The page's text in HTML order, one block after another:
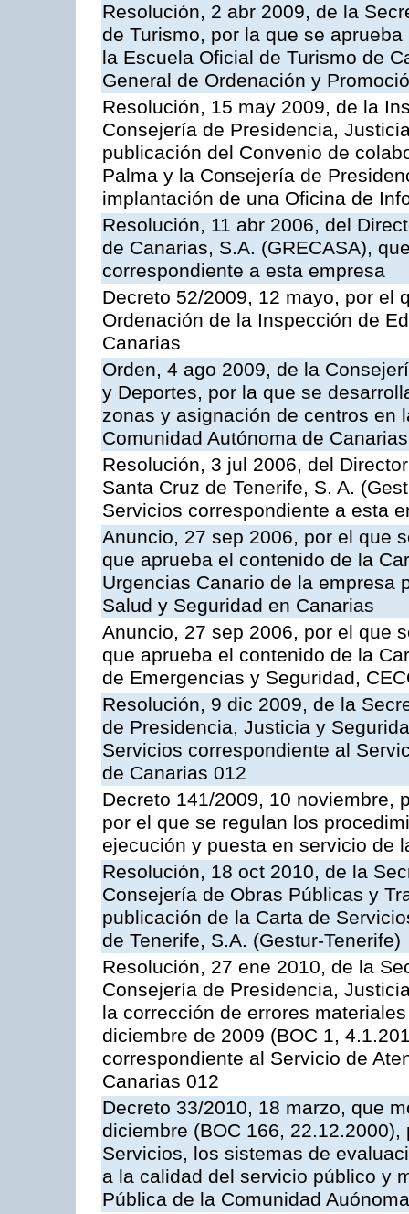
Resolución, 2 abr 2009, de la
de Turismo, por la que se
la Escuela Oficial de Turismo de
General de Ordenación y
Resolución, 15 may 2009, de la
Consejería de Presidencia,
publicación del Convenio de
Palma y la Consejería de
implantación de una Oficina de
Resolución, 11 abr 2006, del
de Canarias, S.A. (GRECASA),
correspondiente a esta empresa
Decreto 52/2009, 12 mayo, por el
Ordenación de la Inspección de
Canarias
Orden, 4 ago 2009, de la
y Deportes, por la que se
zonas y asignación de centros en
Comunidad Autónoma de Canarias
Resolución, 3 jul 2006, del
Santa Cruz de Tenerife, S. A.
Servicios correspondiente a esta
Anuncio, 27 sep 2006, por el que
que aprueba el contenido de la
Urgencias Canario de la empresa
Salud y Seguridad en Canarias
Anuncio, 27 sep 2006, por el que
que aprueba el contenido de la
de Emergencias y Seguridad,
Resolución, 9 dic 2009, de la
de Presidencia, Justicia y
Servicios correspondiente al
de Canarias 012
Decreto 141/2009, 10 noviembre,
por el que se regulan los
ejecución y puesta en servicio de
Resolución, 18 oct 2010, de la
Consejería de Obras Públicas y
publicación de la Carta de
de Tenerife, S.A. (Gestur-Tenerife)
Resolución, 27 ene 2010, de la
Consejería de Presidencia,
la corrección de errores
diciembre de 2009 (BOC 1,
correspondiente al Servicio de
Canarias 012
Decreto 33/2010, 18 marzo, que
diciembre (BOC 166,
Servicios, los sistemas de
a la calidad del servicio público y
Pública de la Comunidad